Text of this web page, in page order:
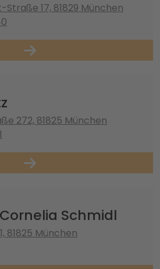
17, 81829 München
272, 81825 München
Schmidl
81825 München